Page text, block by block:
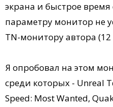
экрана и быстрое
параметру монитор не
TN-монитору автора (12
Я опробовал на этом
среди которых - Unreal
Speed: Most Wanted,